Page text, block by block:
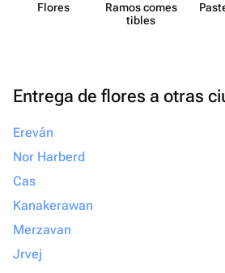
Flores
Ramos comes​
tibles
Entrega de flores a otras
Ereván
Nor Harberd
Cas
Kanakerawan
Merzavan
Jrvej